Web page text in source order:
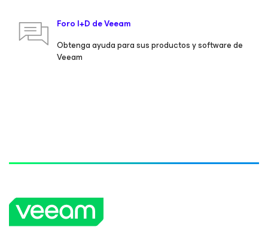
Foro I+D de Veeam
Obtenga ayuda para sus productos y software de
Veeam